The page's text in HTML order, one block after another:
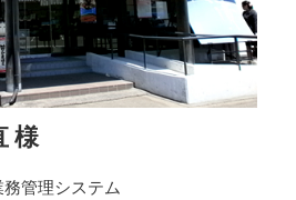
様
管理システム